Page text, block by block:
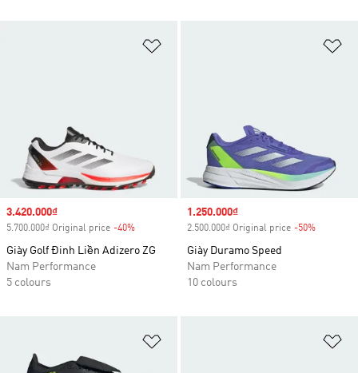
Sale price
3.420.000₫
5.700.000₫ Original price -40%
Giày Golf Đinh Liền Adizero ZG
Nam Performance
5 colours
Sale price
1.250.000₫
2.500.000₫ Original price -50%
Giày Duramo Speed
Nam Performance
10 colours